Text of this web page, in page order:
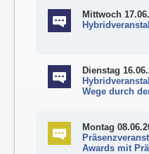
Mittwoch
Dienstag
Wege durch
Montag
Awards mit